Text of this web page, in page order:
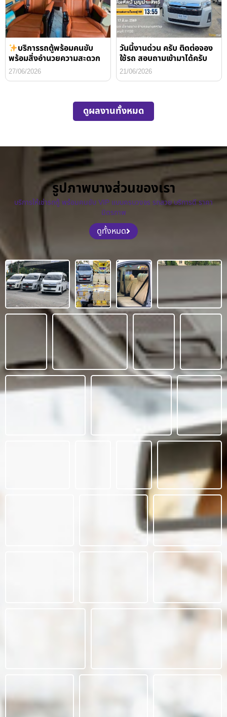
บริการรถตู้พร้อมคนขับ
พร้อมสิ่งอำนวยความสะดวก
27/06/2026
วันนี้งานด่วน ครับ ติดต่อจอง
ใช้รถ สอบถามเข้ามาได้ครับ
21/06/2026
ดูผลงานทั้งหมด
รูปภาพบางส่วนของเรา
บริการให้เช่ารถตู้ พร้อมคนขับ VIP แบบครบวงจร รถสวย บริการดี ราคา
มิตรภาพ
ดูทั้งหมด